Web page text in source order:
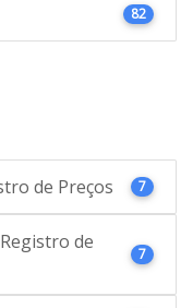
82
de Preços 7
de
7